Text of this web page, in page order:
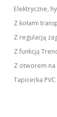
Elektryczne,
Z kołami
Z regulacją
Z funkcją
Z otworem na
Tapicerka